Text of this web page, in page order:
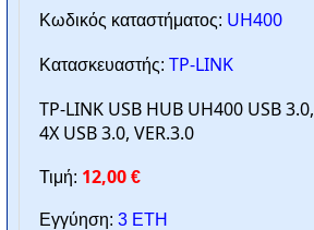
Κωδικός καταστήματος: UH400
Κατασκευαστής: TP-LINK
TP-LINK USB HUB UH400 USB 3.0,
4X USB 3.0, VER.3.0
Τιμή: 12,00 €
Εγγύηση: 3 ΕΤΗ